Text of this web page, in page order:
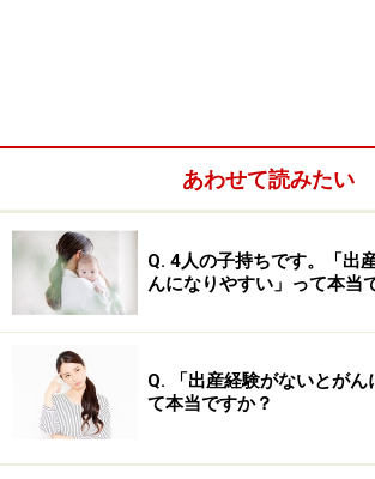
月経前症候群・PMSの症状
下腹痛、腰痛、下腹部が張る、乳房
痛、肩こり、めまい、手足の冷え、ニ
い、肌荒れ、化粧のノリが悪い、む
あわせて読みたい
Q. 4人の子持ちです。「出
んになりやすい」って本当
Q. 「出産経験がないとがん
て本当ですか？